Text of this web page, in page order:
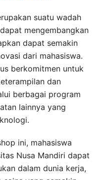
suatu wadah
mengembangkan
dapat semakin
dari mahasiswa.
berkomitmen untuk
dan
berbagai program
lainnya yang
ini, mahasiswa
Nusa Mandiri dapat
dalam dunia kerja,